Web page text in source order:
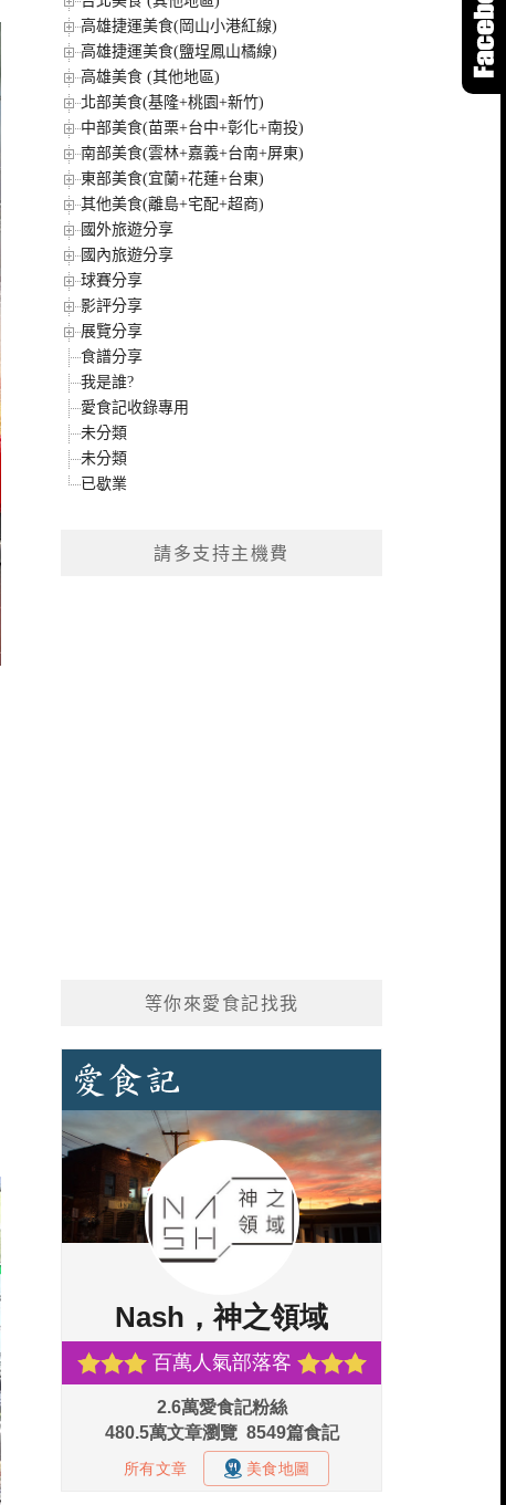
高雄捷運美食(岡山小港紅線)
高雄捷運美食(鹽埕鳳山橘線)
高雄美食 (其他地區)
北部美食(基隆+桃園+新竹)
中部美食(苗栗+台中+彰化+南投)
南部美食(雲林+嘉義+台南+屏東)
東部美食(宜蘭+花蓮+台東)
其他美食(離島+宅配+超商)
國外旅遊分享
國內旅遊分享
球賽分享
影評分享
展覽分享
食譜分享
我是誰?
愛食記收錄專用
未分類
未分類
已歇業
請多支持主機費
等你來愛食記找我